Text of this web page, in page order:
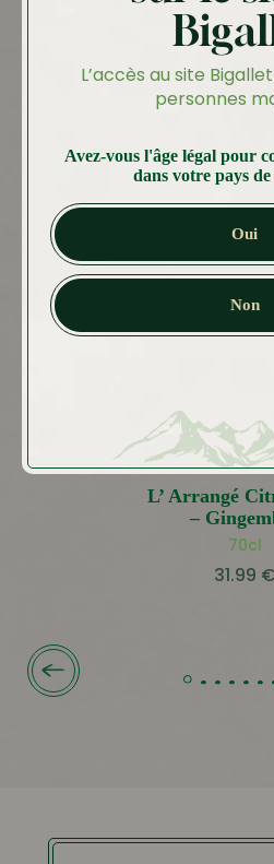
L’accès au site
personnes
Avez-vous l'âge légal pour
dans votre pays de
Oui
Non
Autres produits
Vous aimerez
aussi…
L’ Arrangé
–
70cl
31.99 €